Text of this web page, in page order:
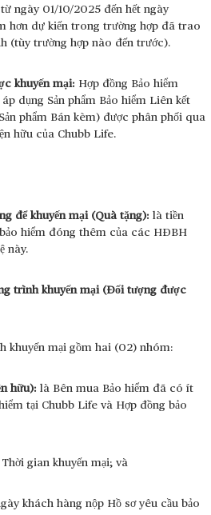
từ ngày 01/10/2025 đến hết ngày
hơn dự kiến trong trường hợp đã trao
(tùy trường hợp nào đến trước).
khuyến mại: Hợp đồng Bảo hiểm
dụng Sản phẩm Bảo hiểm Liên kết
phẩm Bán kèm) được phân phối qua
hữu của Chubb Life.
khuyến mại (Quà tặng): là tiền
hiểm đóng thêm của các HĐBH
này.
trình khuyến mại (Đối tượng được
khuyến mại gồm hai (02) nhóm:
hữu): là Bên mua Bảo hiểm đã có ít
tại Chubb Life và Hợp đồng bảo
gian khuyến mại; và
khách hàng nộp Hồ sơ yêu cầu bảo